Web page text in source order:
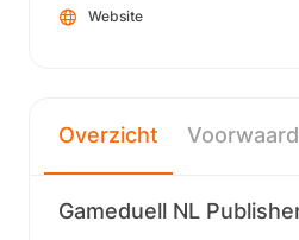
Website
Overzicht
Gameduell NL